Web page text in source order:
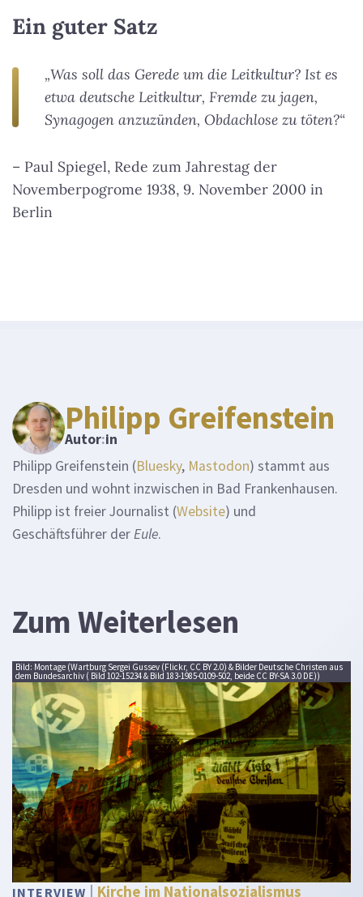
Ein guter Satz
„Was soll das Gerede um die Leitkultur? Ist es
etwa deutsche Leitkultur, Fremde zu jagen,
Synagogen anzuzünden, Obdachlose zu töten?“
– Paul Spiegel, Rede zum Jahrestag der
Novemberpogrome 1938, 9. November 2000 in
Berlin
Philipp Greifenstein
Autor:in
Philipp Greifenstein (Bluesky, Mastodon) stammt aus
Dresden und wohnt inzwischen in Bad Frankenhausen.
Philipp ist freier Journalist (Website) und
Geschäftsführer derEule.
Zum Weiterlesen
Bild: Montage (Wartburg Sergei Gussev (Flickr, CC BY 2.0) & Bilder Deutsche Christen aus
dem Bundesarchiv ( Bild 102-15234 & Bild 183-1985-0109-502, beide CC BY-SA 3.0 DE))
INTERVIEW Kirche im Nationalsozialismus